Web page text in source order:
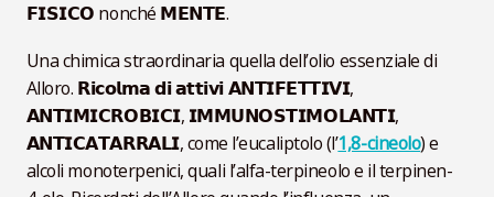
𝗙𝗜𝗦𝗜𝗖𝗢 nonché 𝗠𝗘𝗡𝗧𝗘.
Una chimica straordinaria quella dell’olio essenziale di
Alloro. 𝗥𝗶𝗰𝗼𝗹𝗺𝗮 𝗱𝗶 𝗮𝘁𝘁𝗶𝘃𝗶 𝗔𝗡𝗧𝗜𝗙𝗘𝗧𝗧𝗜𝗩𝗜,
𝗔𝗡𝗧𝗜𝗠𝗜𝗖𝗥𝗢𝗕𝗜𝗖𝗜, 𝗜𝗠𝗠𝗨𝗡𝗢𝗦𝗧𝗜𝗠𝗢𝗟𝗔𝗡𝗧𝗜,
𝗔𝗡𝗧𝗜𝗖𝗔𝗧𝗔𝗥𝗥𝗔𝗟𝗜, come l’eucaliptolo (l’1,8-cineolo) e
alcoli monoterpenici, quali l’alfa-terpineolo e il terpinen-